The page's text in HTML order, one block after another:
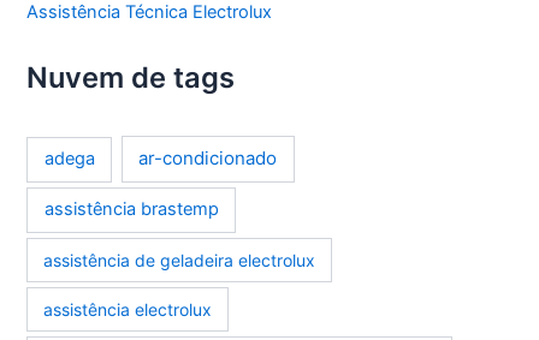
Assistência Técnica Electrolux
Nuvem de tags
adega ar-condicionado
assistência brastemp
assistência de geladeira electrolux
assistência electrolux